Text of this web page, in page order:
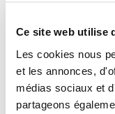
Ce site web utilise
Les cookies nous
et les annonces,
médias sociaux et
partageons